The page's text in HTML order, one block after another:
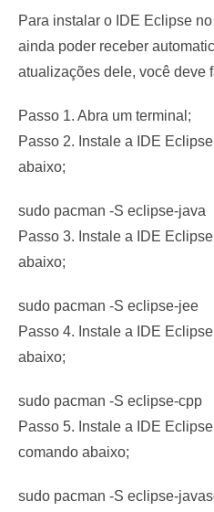
Para instalar o IDE Eclipse
ainda poder receber
atualizações dele, você deve
Passo 1. Abra um terminal;
Passo 2. Instale a IDE
abaixo;
sudo pacman -S eclipse-java
Passo 3. Instale a IDE
abaixo;
sudo pacman -S eclipse-jee
Passo 4. Instale a IDE
abaixo;
sudo pacman -S eclipse-cpp
Passo 5. Instale a IDE
comando abaixo;
sudo pacman -S eclipse-